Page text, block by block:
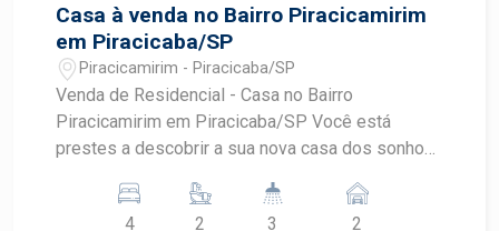
Casa à venda no Bairro Piracicamirim
em Piracicaba/SP
Piracicamirim - Piracicaba/SP
Venda de Residencial - Casa no Bairro
Piracicamirim em Piracicaba/SP Você está
prestes a descobrir a sua nova casa dos sonhos!
adquirir uma residência no charmoso bairro
4 2 3 2